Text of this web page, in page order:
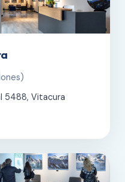
5488, Vitacura